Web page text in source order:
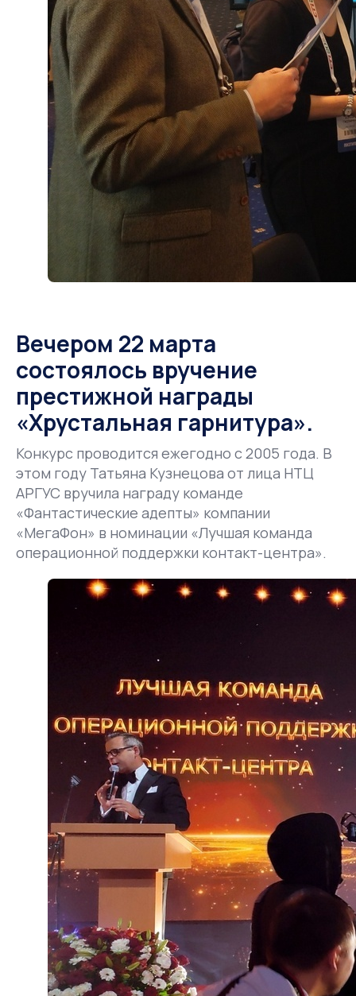
Вечером 22 марта
состоялось вручение
престижной награды
«Хрустальная гарнитура».
Конкурс проводится ежегодно с 2005 года. В
этом году Татьяна Кузнецова от лица НТЦ
АРГУС вручила награду команде
«Фантастические адепты» компании
«МегаФон» в номинации «Лучшая команда
операционной поддержки контакт-центра».